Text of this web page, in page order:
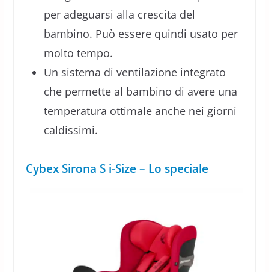
per adeguarsi alla crescita del
bambino. Può essere quindi usato per
molto tempo.
Un sistema di ventilazione integrato
che permette al bambino di avere una
temperatura ottimale anche nei giorni
caldissimi.
Cybex Sirona S i-Size – Lo speciale